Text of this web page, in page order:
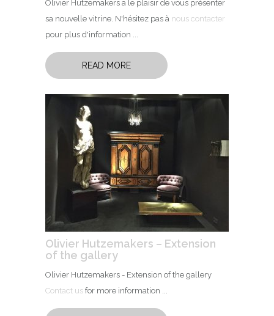
Olivier Hutzemakers a le plaisir de vous présenter
sa nouvelle vitrine. N'hésitez pas à nous contacter
pour plus d'information ...
READ MORE
Olivier Hutzemakers – Extension
of the gallery
Olivier Hutzemakers - Extension of the gallery
Contact us for more information ...